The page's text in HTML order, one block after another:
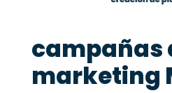
campañas
marketing